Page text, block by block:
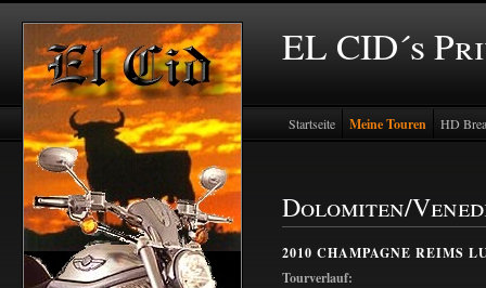
EL CID´s
Startseite Meine Touren HD
Dolomiten/
2010 CHAMPAGNE REIMS
Tourverlauf: